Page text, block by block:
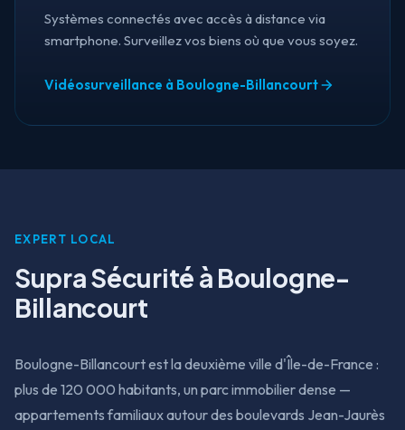
Systèmes connectés avec accès à distance via
smartphone. Surveillez vos biens où que vous soyez.
Vidéosurveillance à Boulogne-Billancourt
EXPERT LOCAL
Supra Sécurité à Boulogne-
Billancourt
Boulogne-Billancourt est la deuxième ville d'Île-de-France :
plus de 120 000 habitants, un parc immobilier dense —
appartements familiaux autour des boulevards Jean-Jaurès